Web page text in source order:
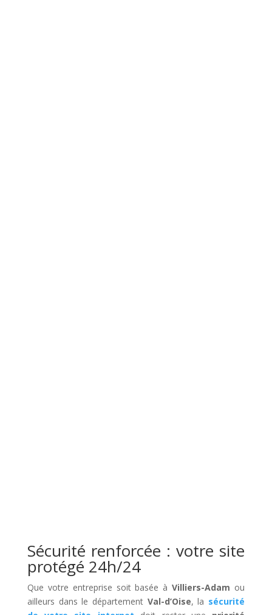
Sécurité renforcée : votre site
protégé 24h/24
Que votre entreprise soit basée àVilliers-Adam ou
ailleurs dans le département Val-d’Oise, la sécurité